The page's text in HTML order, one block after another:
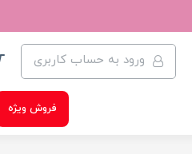
ورود به حساب کاربری
فروش ویژه